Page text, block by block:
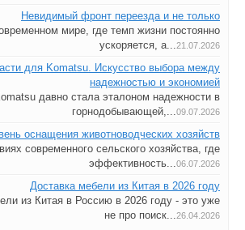
Невидимый фронт переезда и не только
мире, где темп жизни постоянно
ускоряется, а...21.07.2026
для Komatsu. Искусство выбора между
надежностью и экономией
давно стала эталоном надежности в
горнодобывающей,...09.07.2026
оснащения животноводческих хозяйств
современного сельского хозяйства, где
эффективность...06.07.2026
Доставка мебели из Китая в 2026 году
из Китая в Россию в 2026 году - это уже
не про поиск...26.04.2026